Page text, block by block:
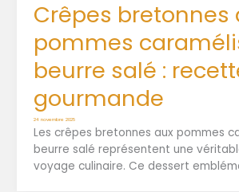
Crêpes bretonnes
pommes
beurre salé :
gourmande
24 novembre 2025
Les crêpes bretonnes aux pommes
beurre salé représentent une
voyage culinaire. Ce dessert